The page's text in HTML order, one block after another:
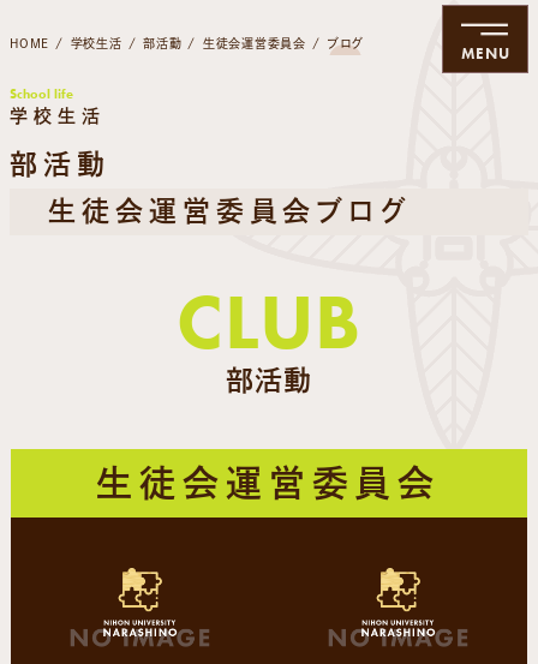
MENU
HOME 学校生活 部活動 生徒会運営委員会 ブログ
School life
学校生活
部活動
生徒会運営委員会ブログ
CLUB
部活動
生徒会運営委員会